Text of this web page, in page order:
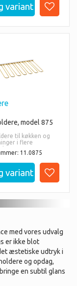
model 875
til køkken og
i flere
11.0875
med vores udvalg
er ikke blot
æstetiske udtryk i
og opdag,
en subtil glans